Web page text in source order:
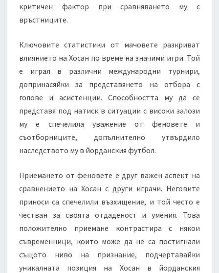
критичен фактор при сравняването му с
връстниците.
Ключовите статистики от мачовете разкриват
влиянието на Хосан по време на значими игри. Той
е играл в различни международни турнири,
допринасяйки за представянето на отбора с
голове и асистенции. Способността му да се
представя под натиск в ситуации с високи залози
му е спечелила уважение от феновете и
съотборниците, допълнително утвърдило
наследството му в йорданския футбол.
Приемането от феновете е друг важен аспект на
сравнението на Хосан с други играчи. Неговите
приноси са спечелили възхищение, и той често е
честван за своята отдаденост и умения. Това
положително приемане контрастира с някои
съвременници, които може да не са постигнали
същото ниво на признание, подчертавайки
уникалната позиция на Хосан в йорданския